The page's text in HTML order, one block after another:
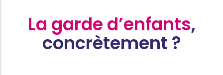
La garde d’enfants,
concrètement ?